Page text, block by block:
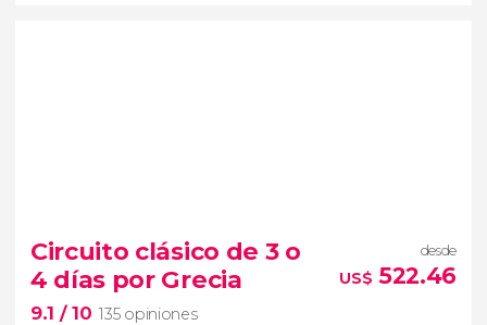
648 opiniones
uno de
los paisajes más sorprendentes del planeta
Circuito clásico de 3 o
4 días por Grecia
9.1 / 10 135 opiniones
desde
US$ 522.46